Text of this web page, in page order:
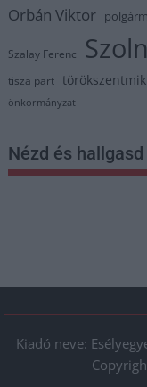
Orbán Viktor
Szalay Ferenc
tisza part
önkormányzat
Nézd és
Kiadó neve: